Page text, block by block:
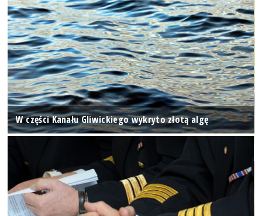
W części Kanału Gliwickiego wykryto złotą algę